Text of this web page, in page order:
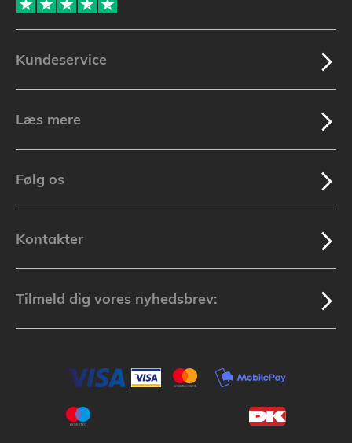
Kundeservice
Læs mere
Følg os
Kontakter
Tilmeld dig vores nyhedsbrev: